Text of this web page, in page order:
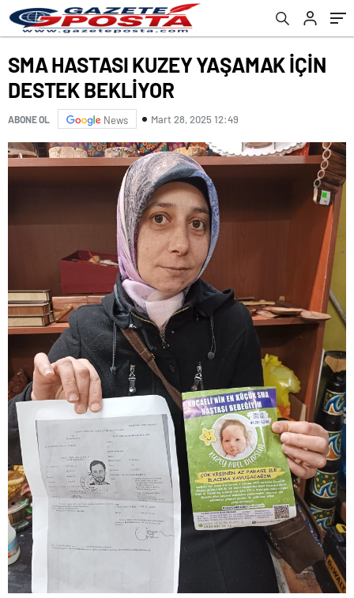
SMA HASTASI KUZEY YAŞAMAK İÇİN
DESTEK BEKLİYOR
ABONE OL News Mart 28, 2025 12:49